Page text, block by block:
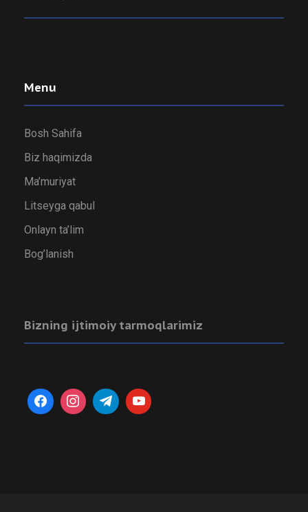
Menu
Bosh Sahifa
Biz haqimizda
Ma’muriyat
Litseyga qabul
Onlayn ta’lim
Bog’lanish
Bizning ijtimoiy tarmoqlarimiz